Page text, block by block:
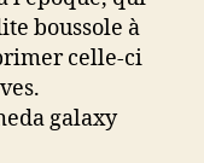
boussole à
celle-ci